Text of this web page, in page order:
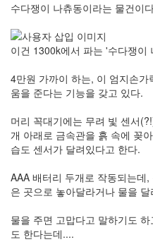
수다쟁이 나츄동이라는 물건이
이건 1300k에서 파는 '수다쟁이
4만원 가까이 하는, 이 엄지손
움을 준다는 기능을 갖고 있다.
머리 꼭대기에는 무려 빛 센서
개 아래로 금속관을 흙 속에 꽂
습도 센서가 달려있다고 한다.
AAA 배터리 두개로 작동되는데
은 곳으로 놓아달라거나 물을
물을 주면 고맙다고 말하기도
도 한다는데....